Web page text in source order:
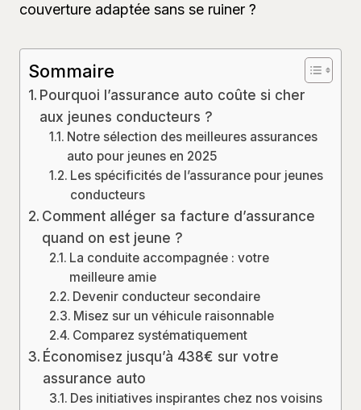
couverture adaptée sans se ruiner ?
Sommaire
Pourquoi l’assurance auto coûte si cher
aux jeunes conducteurs ?
Notre sélection des meilleures assurances
auto pour jeunes en 2025
Les spécificités de l’assurance pour jeunes
conducteurs
Comment alléger sa facture d’assurance
quand on est jeune ?
La conduite accompagnée : votre
meilleure amie
Devenir conducteur secondaire
Misez sur un véhicule raisonnable
Comparez systématiquement
Économisez jusqu’à 438€ sur votre
assurance auto
Des initiatives inspirantes chez nos voisins